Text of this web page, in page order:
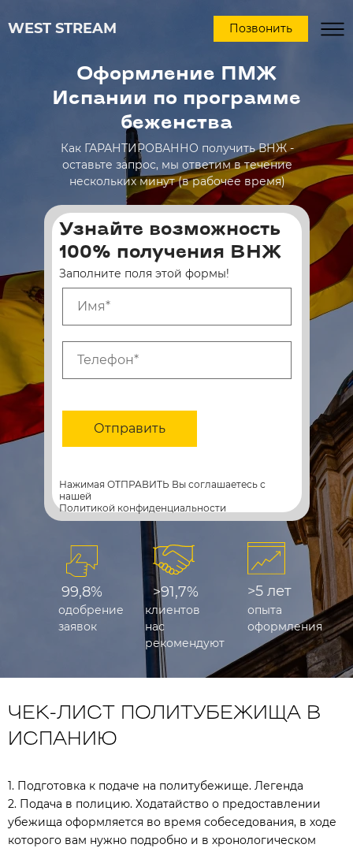
WEST STREAM Позвонить
Оформление ПМЖ
Испании по программе
беженства
Как ГАРАНТИРОВАННО получить ВНЖ -
оставьте запрос, мы ответим в течение
нескольких минут (в рабочее время)
Отправить
Заполните поля этой формы!
Узнайте возможность
100% получения ВНЖ
99,8%
одобрение
заявок
>5 лет
опыта
оформления
>91,7%
клиентов
нас
рекомендуют
Нажимая ОТПРАВИТЬ Вы соглашаетесь с
нашей
Политикой конфиденциальности
ЧЕК-ЛИСТ ПОЛИТУБЕЖИЩА В
ИСПАНИЮ
1. Подготовка к подаче на политубежище. Легенда
2. Подача в полицию. Ходатайство о предоставлении
убежища оформляется во время собеседования, в ходе
которого вам нужно подробно и в хронологическом